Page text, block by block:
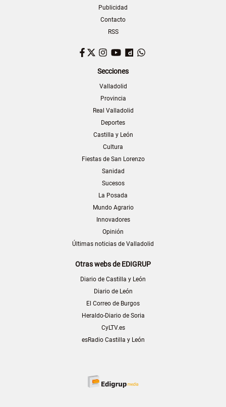
Publicidad
Contacto
RSS
Facebook
TwitterInstagram
YouTubeDailymotion
Secciones
Valladolid
Provincia
Real Valladolid
Deportes
Castilla y León
Cultura
Fiestas de San Lorenzo
Sanidad
Sucesos
La Posada
Mundo Agrario
Innovadores
Opinión
Últimas noticias de Valladolid
Otras webs de EDIGRUP
Diario de Castilla y León
Diario de León
El Correo de Burgos
Heraldo-Diario de Soria
CyLTV.es
esRadio Castilla y León